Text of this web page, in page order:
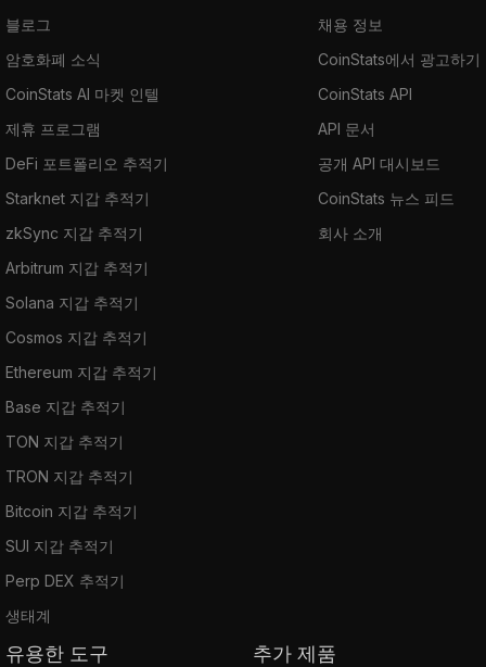
블로그
암호화폐 소식
CoinStats AI 마켓 인텔
제휴 프로그램
DeFi 포트폴리오 추적기
Starknet 지갑 추적기
zkSync 지갑 추적기
Arbitrum 지갑 추적기
Solana 지갑 추적기
Cosmos 지갑 추적기
Ethereum 지갑 추적기
Base 지갑 추적기
TON 지갑 추적기
TRON 지갑 추적기
Bitcoin 지갑 추적기
SUI 지갑 추적기
Perp DEX 추적기
생태계
채용 정보
CoinStats에서 광고하기
CoinStats API
API 문서
공개 API 대시보드
CoinStats 뉴스 피드
회사 소개
유용한 도구 추가 제품